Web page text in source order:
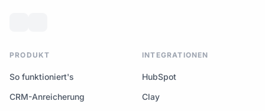
PRODUKT
So funktioniert's
CRM-Anreicherung
INTEGRATIONEN
HubSpot
Clay